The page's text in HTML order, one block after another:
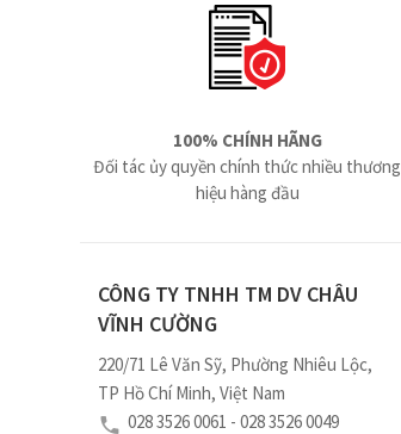
100% CHÍNH HÃNG
Đối tác ủy quyền chính thức nhiều thương
hiệu hàng đầu
CÔNG TY TNHH TM DV CHÂU
VĨNH CƯỜNG
220/71 Lê Văn Sỹ, Phường Nhiêu Lộc,
TP Hồ Chí Minh, Việt Nam
028 3526 0061 - 028 3526 0049